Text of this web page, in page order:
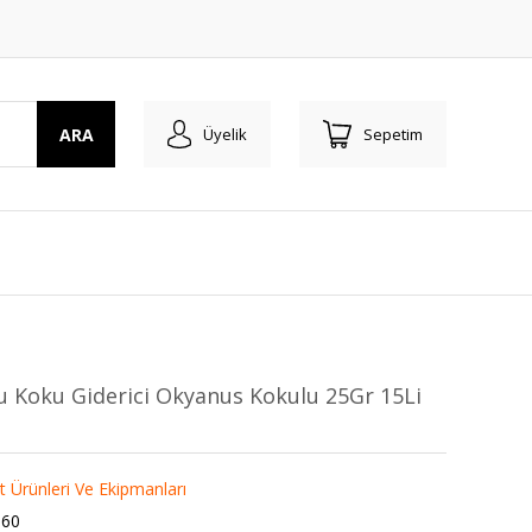
ARA Üyelik Sepetim
Koku Giderici Okyanus Kokulu 25Gr 15Li
Ürünleri Ve Ekipmanları